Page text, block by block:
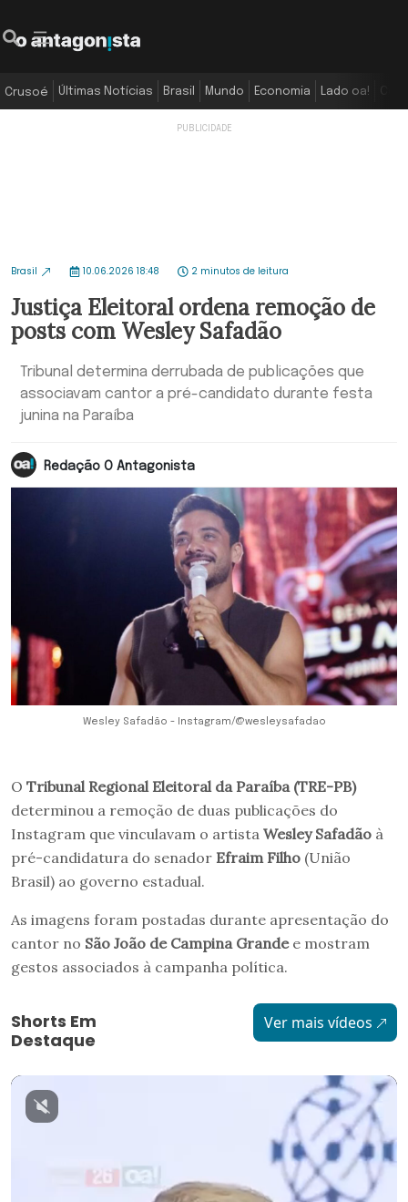
Crusoé Últimas Notícias Brasil Mundo Economia Lado oa!
Brasil 10.06.2026 18:48 2 minutos de leitura
Justiça Eleitoral ordena remoção de
posts com Wesley Safadão
Tribunal determina derrubada de publicações que
associavam cantor a pré-candidato durante festa
junina na Paraíba
Redação O Antagonista
Wesley Safadão - Instagram/@wesleysafadao
O Tribunal Regional Eleitoral da Paraíba (TRE-PB)
determinou a remoção de duas publicações do
Instagram que vinculavam o artista Wesley Safadão à
pré-candidatura do senador Efraim Filho (União
Brasil) ao governo estadual.
As imagens foram postadas durante apresentação do
cantor no São João de Campina Grandee mostram
gestos associados à campanha política.
Shorts Em
Destaque
Ver mais vídeos